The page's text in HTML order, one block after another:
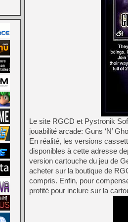
Le site RGCD et Pystronik
jouabilité arcade: Guns ‘N’
En réalité, les versions
disponibles à cette adresse
version cartouche du jeu de
acheter sur la boutique de
compris. Enfin, pour
profité pour inclure sur la